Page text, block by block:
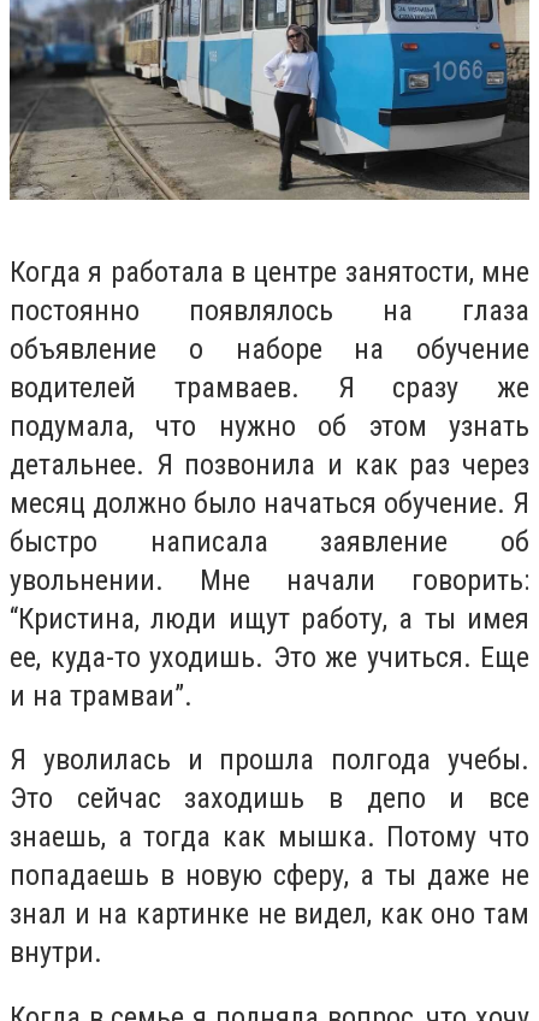
Когда я работала в центре занятости, мне
постоянно появлялось на глаза
объявление о наборе на обучение
водителей трамваев. Я сразу же
подумала, что нужно об этом узнать
детальнее. Я позвонила и как раз через
месяц должно было начаться обучение. Я
быстро написала заявление об
увольнении. Мне начали говорить:
“Кристина, люди ищут работу, а ты имея
ее, куда-то уходишь. Это же учиться. Еще
и на трамваи”.
Я уволилась и прошла полгода учебы.
Это сейчас заходишь в депо и все
знаешь, а тогда как мышка. Потому что
попадаешь в новую сферу, а ты даже не
знал и на картинке не видел, как оно там
внутри.